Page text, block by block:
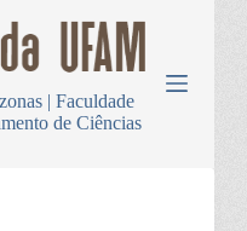
| Faculdade
de Ciências